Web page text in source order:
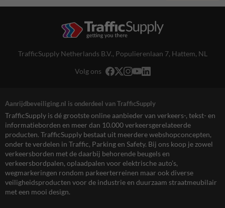
TrafficSupply Netherlands B.V., Populierenlaan 7, Hattem, NL
Volg ons
Aanrijdbeveiliging.nl is onderdeel van TrafficSupply
TrafficSupply is dé grootste online aanbieder van verkeers-, tekst- en
informatieborden en meer dan 10.000 verkeersgerelateerde
producten. TrafficSupply bestaat uit meerdere webshopconcepten,
onder te verdelen in Traffic, Parking en Safety. Bij ons koop je zowel
verkeersborden met de daarbij behorende beugels en
verkeersbordpalen, oplaadpalen voor elektrische auto’s,
wegmarkeringen rondom parkeerterreinen maar ook diverse
veiligheidsproducten voor de industrie en duurzaam straatmeubilair
met een mooi design.